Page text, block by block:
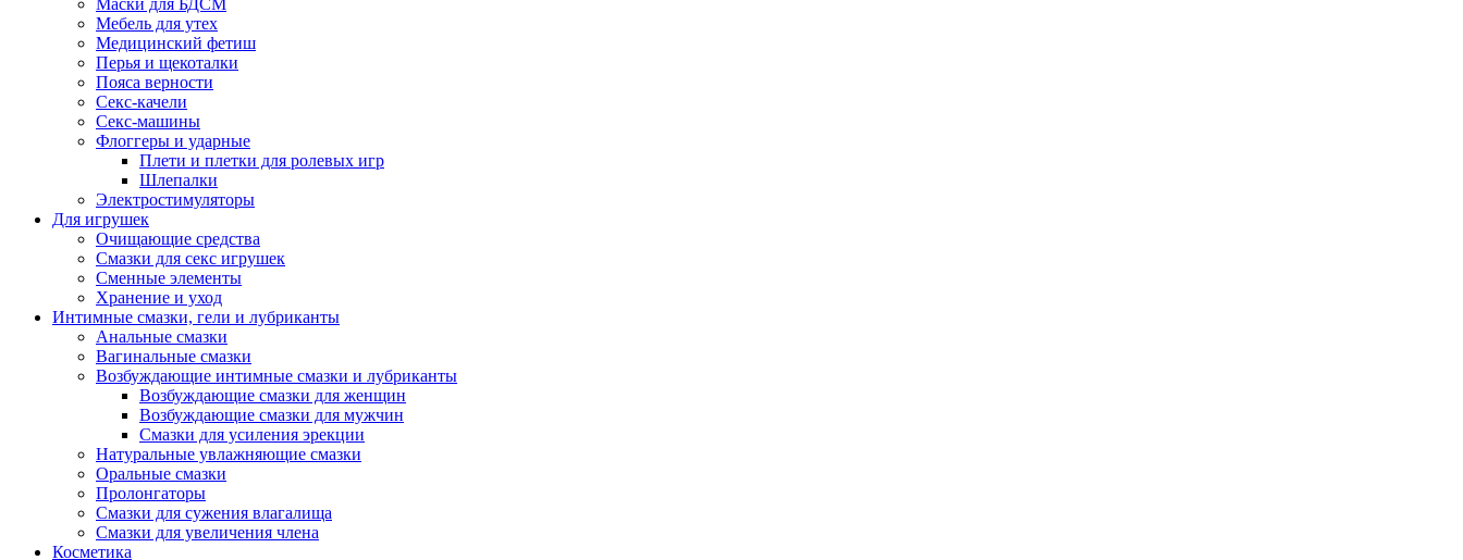
Маски для БДСМ
Мебель для утех
Медицинский фетиш
Перья и щекоталки
Пояса верности
Секс-качели
Секс-машины
Флоггеры и ударные
Плети и плетки для ролевых игр
Шлепалки
Электростимуляторы
Для игрушек
Очищающие средства
Смазки для секс игрушек
Сменные элементы
Хранение и уход
Интимные смазки, гели и лубриканты
Анальные смазки
Вагинальные смазки
Возбуждающие интимные смазки и лубриканты
Возбуждающие смазки для женщин
Возбуждающие смазки для мужчин
Смазки для усиления эрекции
Натуральные увлажняющие смазки
Оральные смазки
Пролонгаторы
Смазки для сужения влагалища
Смазки для увеличения члена
Косметика